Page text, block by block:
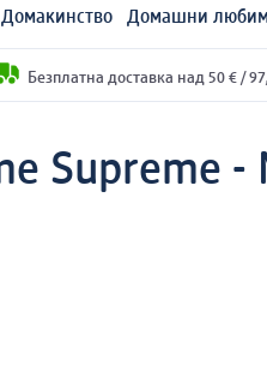
Домакинство Домашни
Безплатна доставка над 50 € /
Supreme -